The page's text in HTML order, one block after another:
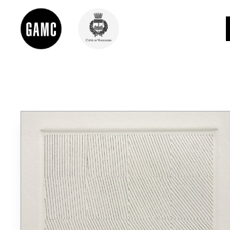
SHOP
LE COLLEZIONI
GLI AUTORI
LORENZO VIANI
MOSTRE
EVENTI
PALAZZO DELLE MUSE